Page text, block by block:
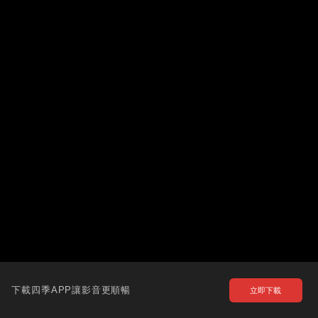
下載四季APP讓影音更順暢 立即下載